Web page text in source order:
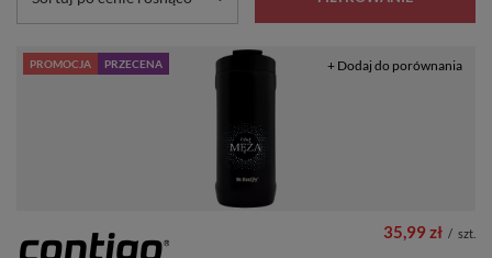
PROMOCJA PRZECENA
35,99 zł / szt.
+ Dodaj do porównania